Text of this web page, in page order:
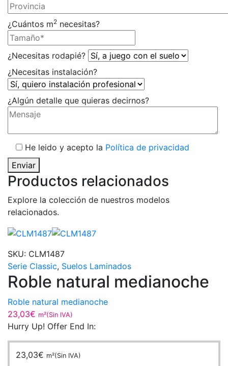
¿Cuántos m2 necesitas?
¿Necesitas rodapié?
¿Necesitas instalación?
¿Algún detalle que quieras decirnos?
He leido y acepto la Política de privacidad
Enviar
Productos relacionados
Explore la colección de nuestros modelos
relacionados.
SKU: CLM1487
Serie Classic, Suelos Laminados
Roble natural medianoche
Roble natural medianoche
23,03€ m²(Sin IVA)
Hurry Up! Offer End In:
23,03€ m²(Sin IVA)